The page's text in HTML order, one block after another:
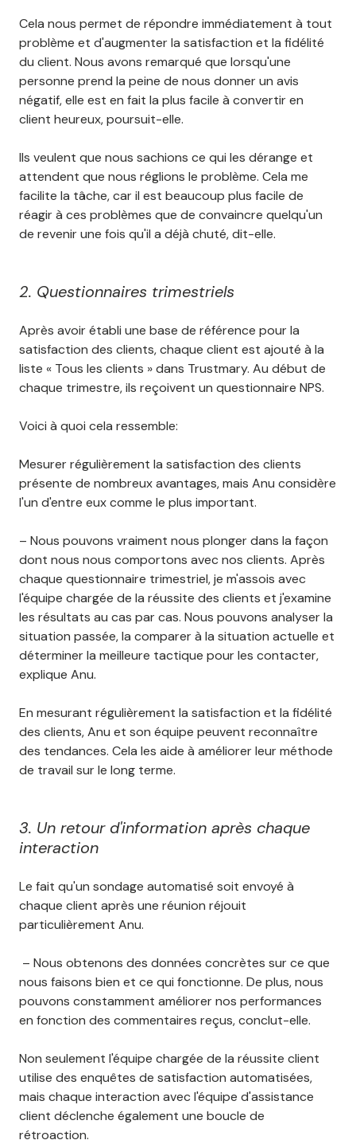
Cela nous permet de répondre immédiatement à tout
problème et d'augmenter la satisfaction et la fidélité
du client. Nous avons remarqué que lorsqu'une
personne prend la peine de nous donner un avis
négatif, elle est en fait la plus facile à convertir en
client heureux, poursuit-elle.
Ils veulent que nous sachions ce qui les dérange et
attendent que nous réglions le problème. Cela me
facilite la tâche, car il est beaucoup plus facile de
réagir à ces problèmes que de convaincre quelqu'un
de revenir une fois qu'il a déjà chuté, dit-elle.
2. Questionnaires trimestriels
Après avoir établi une base de référence pour la
satisfaction des clients, chaque client est ajouté à la
liste « Tous les clients » dans Trustmary. Au début de
chaque trimestre, ils reçoivent un questionnaire NPS.
Voici à quoi cela ressemble:
Mesurer régulièrement la satisfaction des clients
présente de nombreux avantages, mais Anu considère
l'un d'entre eux comme le plus important.
– Nous pouvons vraiment nous plonger dans la façon
dont nous nous comportons avec nos clients. Après
chaque questionnaire trimestriel, je m'assois avec
l'équipe chargée de la réussite des clients et j'examine
les résultats au cas par cas. Nous pouvons analyser la
situation passée, la comparer à la situation actuelle et
déterminer la meilleure tactique pour les contacter,
explique Anu.
En mesurant régulièrement la satisfaction et la fidélité
des clients, Anu et son équipe peuvent reconnaître
des tendances. Cela les aide à améliorer leur méthode
de travail sur le long terme.
3. Un retour d'information après chaque
interaction
Le fait qu'un sondage automatisé soit envoyé à
chaque client après une réunion réjouit
particulièrement Anu.
– Nous obtenons des données concrètes sur ce que
nous faisons bien et ce qui fonctionne. De plus, nous
pouvons constamment améliorer nos performances
en fonction des commentaires reçus, conclut-elle.
Non seulement l'équipe chargée de la réussite client
utilise des enquêtes de satisfaction automatisées,
mais chaque interaction avec l'équipe d'assistance
client déclenche également une boucle de
rétroaction.